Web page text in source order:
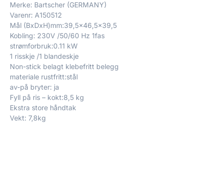
Merke: Bartscher (GERMANY)
Varenr: A150512
Mål (BxDxH)mm:39,5×46,5×39,5
Kobling: 230V /50/60 Hz 1fas
strømforbruk:0.11 kW
1 risskje /1 blandeskje
Non-stick belagt klebefritt belegg
materiale rustfritt:stål
av-på bryter: ja
Fyll på ris – kokt:8,5 kg
Ekstra store håndtak
Vekt: 7,8kg